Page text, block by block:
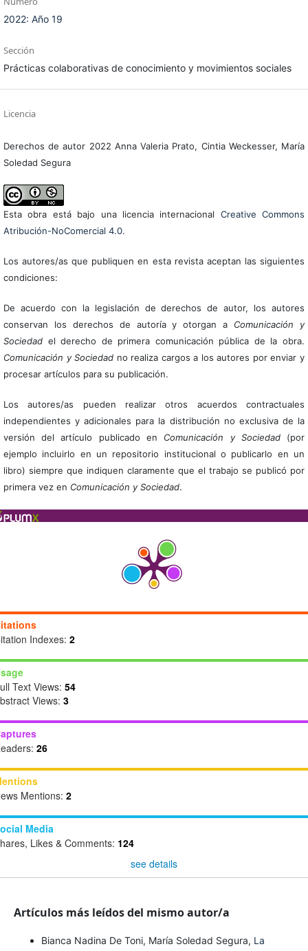
2022: Año 19
Sección
Prácticas colaborativas de conocimiento y movimientos sociales
Licencia
Derechos de autor 2022 Anna Valeria Prato, Cintia Weckesser, María
Soledad Segura
Esta obra está bajo una licencia internacional Creative Commons
Atribución-NoComercial 4.0.
Los autores/as que publiquen en esta revista aceptan las siguientes
condiciones:
De acuerdo con la legislación de derechos de autor, los autores
conservan los derechos de autoría y otorgan a Comunicación y
Sociedadel derecho de primera comunicación pública de la obra.
Comunicación y Sociedad no realiza cargos a los autores por enviar y
procesar artículos para su publicación.
Los autores/as pueden realizar otros acuerdos contractuales
independientes y adicionales para la distribución no exclusiva de la
versión del artículo publicado en Comunicación y Sociedad(por
ejemplo incluirlo en un repositorio institucional o publicarlo en un
libro) siempre que indiquen claramente que el trabajo se publicó por
primera vez en Comunicación y Sociedad.
Indexes: 2
Text Views: 54
Views: 3
26
Mentions: 2
Media
Likes & Comments: 124
see details
Artículos más leídos del mismo autor/a
Bianca Nadina De Toni, María Soledad Segura, La